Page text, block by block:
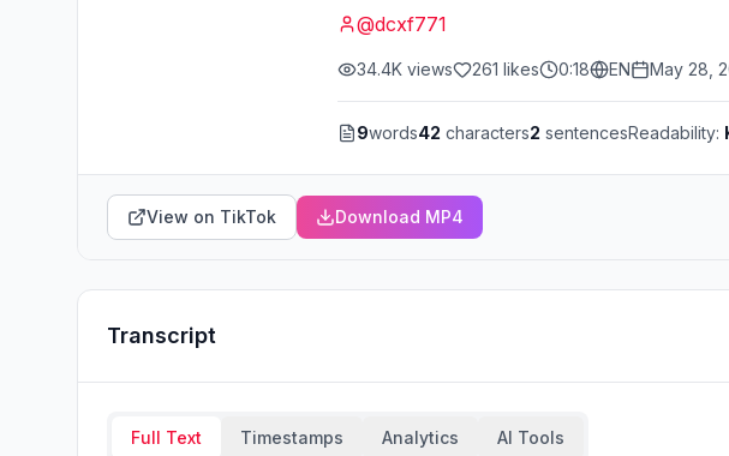
@dcxf771
34.4K views 261 likes 0:18 EN May 28,
9words42 characters2 sentencesReadability:
View on TikTok Download MP4
Transcript
Full Text Timestamps Analytics AI Tools